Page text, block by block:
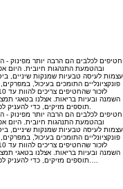
חטיפים לכלבים הם הרבה יותר מפינוק -
ובהטמעת התנהגות חיובית. היום
עצמות לעיסה טבעיות שמנקות שיניים,
פונקציונליים התומכים בעיכול,
השמנה ובעיות בריאות. אצלנו בטאגי
חטיפים לכלבים הם הרבה יותר מפינוק -
ובהטמעת התנהגות חיובית. היום
עצמות לעיסה טבעיות שמנקות שיניים,
פונקציונליים התומכים בעיכול, במפרקים,
לזכור שהחטיפים צריכים להוות עד
השמנה ובעיות בריאות. אצלנו בטאגי
תוספים מזיקים, כדי להעניק